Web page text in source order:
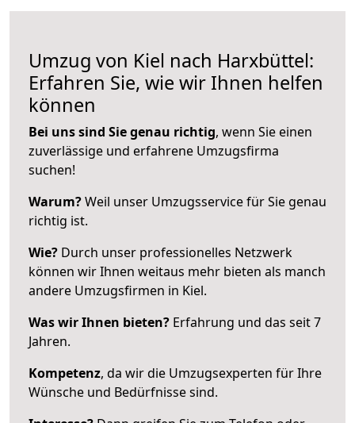
Umzug von Kiel nach Harxbüttel:
Erfahren Sie, wie wir Ihnen helfen
können
Bei uns sind Sie genau richtig, wenn Sie einen
zuverlässige und erfahrene Umzugsfirma
suchen!
Warum?Weil unser Umzugsservice für Sie genau
richtig ist.
Wie? Durch unser professionelles Netzwerk
können wir Ihnen weitaus mehr bieten als manch
andere Umzugsfirmen in Kiel.
Was wir Ihnen bieten? Erfahrung und das seit 7
Jahren.
Kompetenz, da wir die Umzugsexperten für Ihre
Wünsche und Bedürfnisse sind.